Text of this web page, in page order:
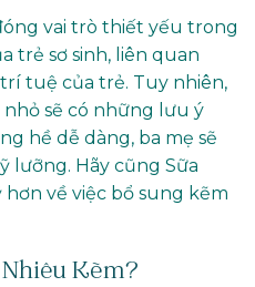
vai trò thiết yếu trong
trẻ sơ sinh, liên quan
tuệ của trẻ. Tuy nhiên,
sẽ có những lưu ý
hề dễ dàng, ba mẹ sẽ
lưỡng. Hãy cũng Sữa
về việc bổ sung kẽm
Nhiêu Kẽm?